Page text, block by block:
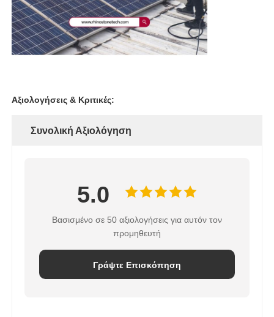
Αξιολογήσεις & Κριτικές:
Συνολική Αξιολόγηση
5.0
Βασισμένο σε 50 αξιολογήσεις για αυτόν τον
προμηθευτή
Γράψτε Επισκόπηση